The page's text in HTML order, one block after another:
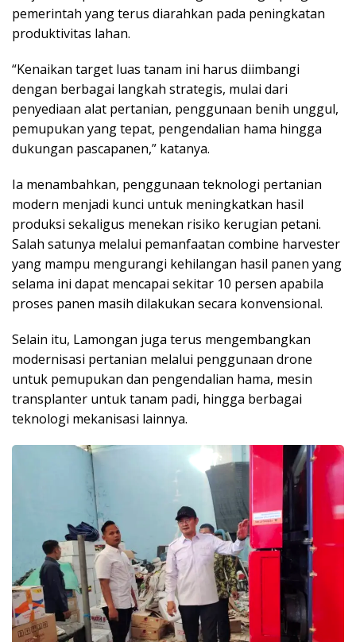
pemerintah yang terus diarahkan pada peningkatan
produktivitas lahan.
“Kenaikan target luas tanam ini harus diimbangi
dengan berbagai langkah strategis, mulai dari
penyediaan alat pertanian, penggunaan benih unggul,
pemupukan yang tepat, pengendalian hama hingga
dukungan pascapanen,” katanya.
Ia menambahkan, penggunaan teknologi pertanian
modern menjadi kunci untuk meningkatkan hasil
produksi sekaligus menekan risiko kerugian petani.
Salah satunya melalui pemanfaatan combine harvester
yang mampu mengurangi kehilangan hasil panen yang
selama ini dapat mencapai sekitar 10 persen apabila
proses panen masih dilakukan secara konvensional.
Selain itu, Lamongan juga terus mengembangkan
modernisasi pertanian melalui penggunaan drone
untuk pemupukan dan pengendalian hama, mesin
transplanter untuk tanam padi, hingga berbagai
teknologi mekanisasi lainnya.